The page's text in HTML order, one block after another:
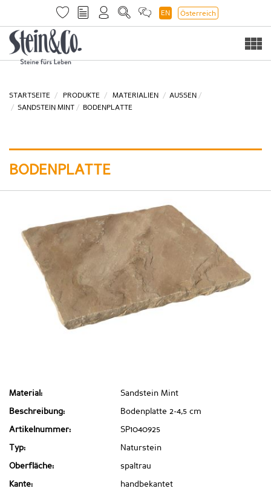
EN Österreich
STARTSEITE PRODUKTE MATERIALIEN
AUSSEN
SANDSTEIN MINT
BODENPLATTE
BODENPLATTE
Material: Sandstein Mint
Beschreibung: Bodenplatte 2-4,5 cm
Artikelnummer: SP1040925
Typ: Naturstein
Oberfläche: spaltrau
Kante: handbekantet